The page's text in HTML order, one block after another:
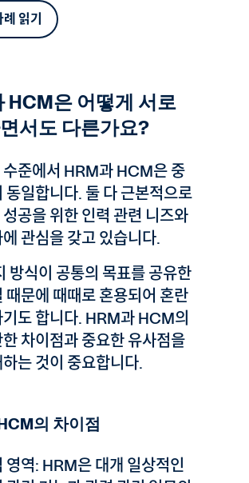
례 읽기
HCM은 어떻게 서로
서도 다른가요?
수준에서 HRM과 HCM은 중
동일합니다. 둘 다 근본적으로
공을 위한 인력 관련 니즈와
관심을 갖고 있습니다.
방식이 공통의 목표를 공유한
때문에 때때로 혼용되어 혼란
도 합니다. HRM과 HCM의
차이점과 중요한 유사점을
는 것이 중요합니다.
의 차이점
영역: HRM은 대개 일상적인